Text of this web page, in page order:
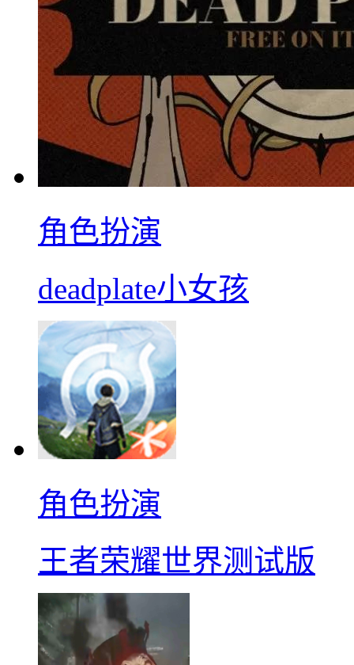
角色扮演
deadplate小女孩
角色扮演
王者荣耀世界测试版